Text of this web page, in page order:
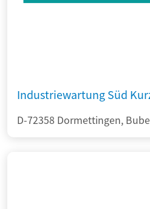
Industriewartung Süd
D-72358 Dormettingen,